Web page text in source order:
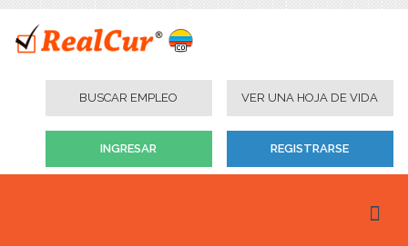
BUSCAR EMPLEO VER UNA HOJA DE VIDA
INGRESAR REGISTRARSE